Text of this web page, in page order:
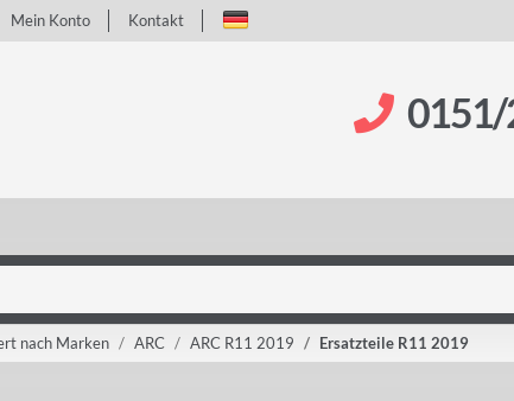
Mein Konto Kontakt
nach Marken ARC ARC R11 2019 Ersatzteile R11 2019